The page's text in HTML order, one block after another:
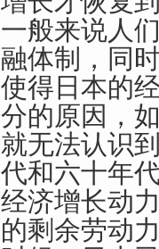
一般来说人
融体制，同
使得日本的
分的原因，
就无法认识
代和六十年
经济增长动
的剩余劳动